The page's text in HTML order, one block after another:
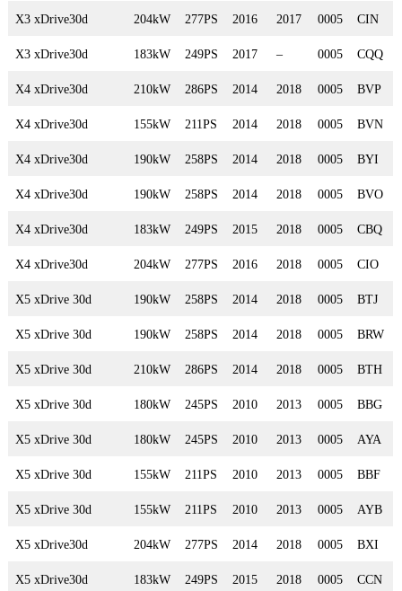
X3 xDrive30d 204kW 277PS 2016 2017 0005 CIN
X3 xDrive30d 183kW 249PS 2017 – 0005 CQQ
X4 xDrive30d 210kW 286PS 2014 2018 0005 BVP
X4 xDrive30d 155kW 211PS 2014 2018 0005 BVN
X4 xDrive30d 190kW 258PS 2014 2018 0005 BYI
X4 xDrive30d 190kW 258PS 2014 2018 0005 BVO
X4 xDrive30d 183kW 249PS 2015 2018 0005 CBQ
X4 xDrive30d 204kW 277PS 2016 2018 0005 CIO
X5 xDrive 30d 190kW 258PS 2014 2018 0005 BTJ
X5 xDrive 30d 190kW 258PS 2014 2018 0005 BRW
X5 xDrive 30d 210kW 286PS 2014 2018 0005 BTH
X5 xDrive 30d 180kW 245PS 2010 2013 0005 BBG
X5 xDrive 30d 180kW 245PS 2010 2013 0005 AYA
X5 xDrive 30d 155kW 211PS 2010 2013 0005 BBF
X5 xDrive 30d 155kW 211PS 2010 2013 0005 AYB
X5 xDrive30d 204kW 277PS 2014 2018 0005 BXI
X5 xDrive30d 183kW 249PS 2015 2018 0005 CCN